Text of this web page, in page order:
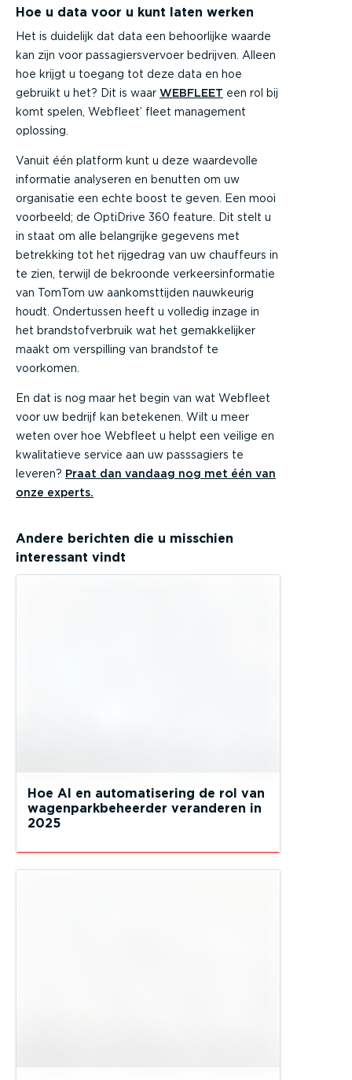
Hoe u data voor u kunt laten werken
Het is duidelijk dat data een behoorlijke waarde
kan zijn voor passagiersvervoer bedrijven. Alleen
hoe krijgt u toegang tot deze data en hoe
gebruikt u het? Dit is waar WEBFLEET een rol bij
komt spelen, Webfleet’ fleet management
oplossing.
Vanuit één platform kunt u deze waardevolle
informatie analyseren en benutten om uw
organisatie een echte boost te geven. Een mooi
voorbeeld; de OptiDrive 360 feature. Dit stelt u
in staat om alle belangrijke gegevens met
betrekking tot het rijgedrag van uw chauffeurs in
te zien, terwijl de bekroonde verkeersinformatie
van TomTom uw aankomsttijden nauwkeurig
houdt. Ondertussen heeft u volledig inzage in
het brandstofverbruik wat het gemakkelijker
maakt om verspilling van brandstof te
voorkomen.
En dat is nog maar het begin van wat Webfleet
voor uw bedrijf kan betekenen. Wilt u meer
weten over hoe Webfleet u helpt een veilige en
kwalitatieve service aan uw passsagiers te
leveren? Praat dan vandaag nog met één van
onze experts.
Andere berichten die u misschien
interessant vindt
Hoe AI en automatisering de rol van
wagenparkbeheerder veranderen in
2025